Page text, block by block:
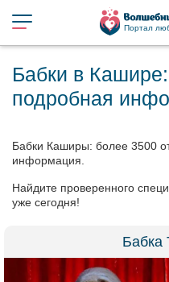
Портал
Бабки в
подробная
Бабки Каширы: более 3500
информация.
Найдите проверенного
уже сегодня!
Бабка